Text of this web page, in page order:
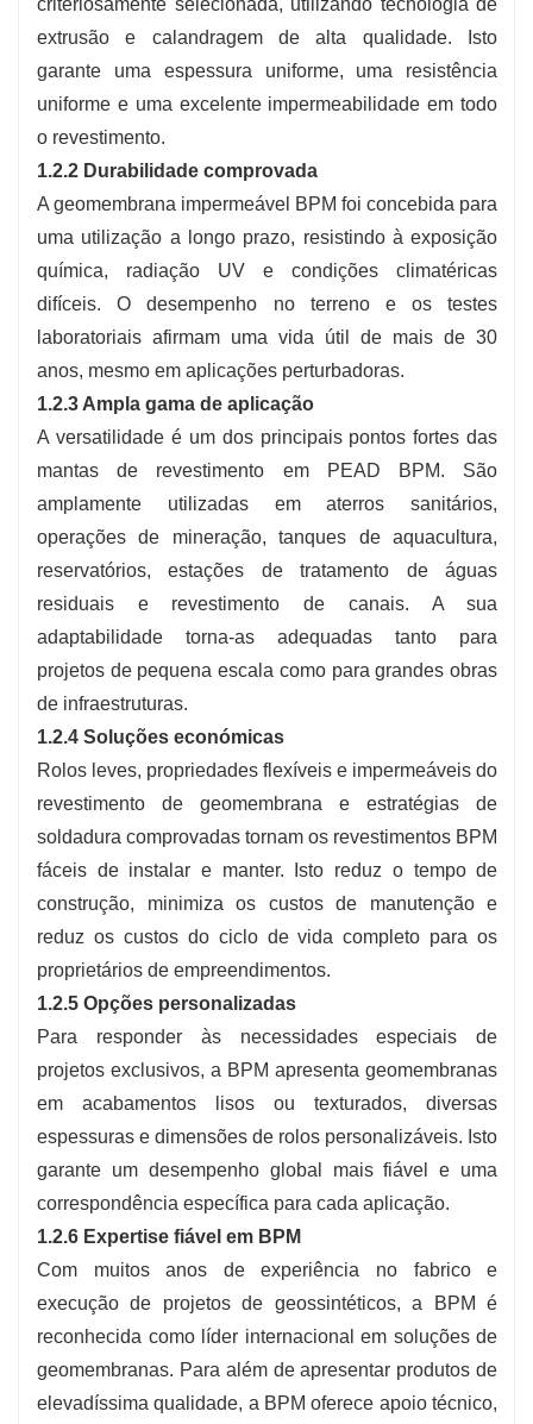
extrusão e calandragem de alta qualidade. Isto
garante uma espessura uniforme, uma resistência
uniforme e uma excelente impermeabilidade em todo
o revestimento.
1.2.2 Durabilidade comprovada
A geomembrana impermeável BPM foi concebida para
uma utilização a longo prazo, resistindo à exposição
química, radiação UV e condições climatéricas
difíceis. O desempenho no terreno e os testes
laboratoriais afirmam uma vida útil de mais de 30
anos, mesmo em aplicações perturbadoras.
1.2.3 Ampla gama de aplicação
A versatilidade é um dos principais pontos fortes das
mantas de revestimento em PEAD BPM. São
amplamente utilizadas em aterros sanitários,
operações de mineração, tanques de aquacultura,
reservatórios, estações de tratamento de águas
residuais e revestimento de canais. A sua
adaptabilidade torna-as adequadas tanto para
projetos de pequena escala como para grandes obras
de infraestruturas.
1.2.4 Soluções económicas
Rolos leves, propriedades flexíveis e impermeáveis ​​do
revestimento de geomembrana e estratégias de
soldadura comprovadas tornam os revestimentos BPM
fáceis de instalar e manter. Isto reduz o tempo de
construção, minimiza os custos de manutenção e
reduz os custos do ciclo de vida completo para os
proprietários de empreendimentos.
1.2.5 Opções personalizadas
Para responder às necessidades especiais de
projetos exclusivos, a BPM apresenta geomembranas
em acabamentos lisos ou texturados, diversas
espessuras e dimensões de rolos personalizáveis. Isto
garante um desempenho global mais fiável e uma
correspondência específica para cada aplicação.
1.2.6 Expertise fiável em BPM
Com muitos anos de experiência no fabrico e
execução de projetos de geossintéticos, a BPM é
reconhecida como líder internacional em soluções de
geomembranas. Para além de apresentar produtos de
elevadíssima qualidade, a BPM oferece apoio técnico,